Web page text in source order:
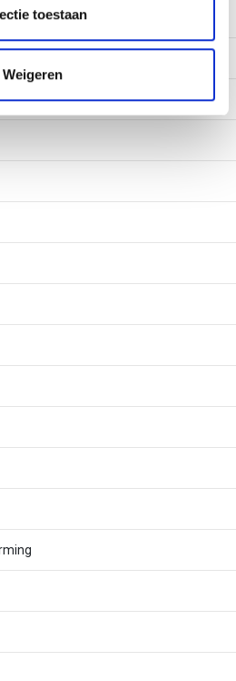
combineren met andere
verstrekt of die ze hebben
gebruik van hun services.
toestaan
Weigeren